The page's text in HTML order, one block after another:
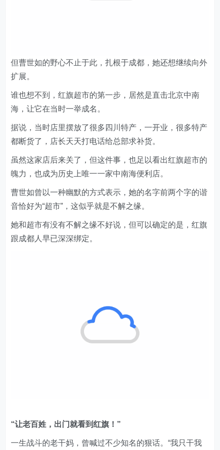
谁也想不到，红旗超市的第一步，居然是直击北京中南
海，让它在当时一举成名。
据说，当时店里摆放了很多四川特产，一开业，很多特产
都断货了，店长天天打电话给总部求补货。
虽然这家店后来关了，但这件事，也足以看出红旗超市的
魄力，也成为历史上唯一一家中南海便利店。
曹世如曾以一种幽默的方式表示，她的名字前两个字的谐
音恰好为“超市”，这似乎就是不解之缘。
她和超市有没有不解之缘不好说，但可以确定的是，红旗
跟成都人早已深深绑定。
会的！”、“全世界有华人的地方就有老干妈。”
曹世如说过一句话，同样也是铿锵有力：